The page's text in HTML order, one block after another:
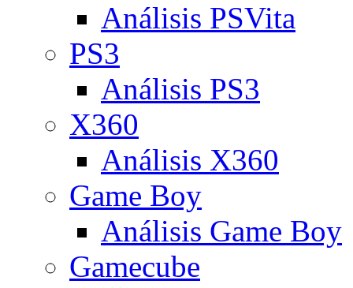
Análisis PSVita
PS3
Análisis PS3
X360
Análisis X360
Game Boy
Análisis Game Boy
Gamecube